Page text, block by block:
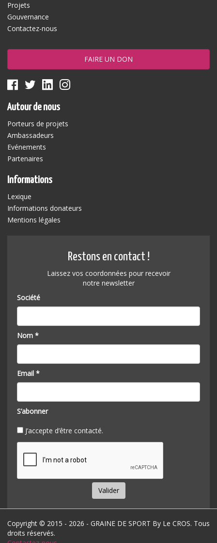
Projets
Gouvernance
Contactez-nous
FAIRE UN DON
Autour de nous
Porteurs de projets
Ambassadeurs
Evénements
Partenaires
Informations
Lexique
Informations donateurs
Mentions légales
Restons en contact !
Laissez vos coordonnées pour recevoir
notre newsletter
Société
Nom *
Email *
S’abonner
J’accepte d’être contacté.
Valider
Copyright © 2015 - 2026 - GRAINE DE SPORT By Le CROS. Tous
droits réservés.